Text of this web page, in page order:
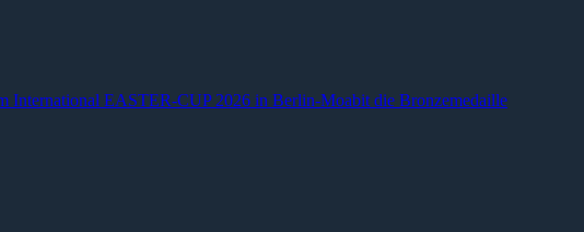
International EASTER-CUP 2026 in Berlin-Moabit die Bronzemedaille